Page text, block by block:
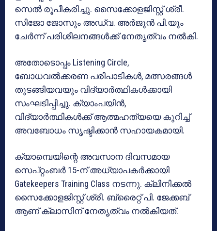
സെൽ രൂപീകരിച്ചു. സൈക്കോളജിസ്റ്റ് ശ്രീ.
സിജോ ജോസും അഡ്വ. അർജുൻ പി.യും
ചേർന്ന് പരിശീലനങ്ങൾക്ക് നേതൃത്വം നൽകി.
അതോടൊപ്പം Listening Circle,
ബോധവൽക്കരണ പരിപാടികൾ, മത്സരങ്ങൾ
തുടങ്ങിയവയും വിദ്യാർത്ഥികൾക്കായി
സംഘടിപ്പിച്ചു. ക്യാംപയിൻ,
വിദ്യാർത്ഥികൾക്ക് ആത്മഹത്യയെ കുറിച്ച്
അവബോധം സൃഷ്ടിക്കാൻ സഹായകമായി.
ക്യാമ്പെയിന്റെ അവസാന ദിവസമായ
സെപ്റ്റംബർ 15-ന് അധ്യാപകർക്കായി
Gatekeepers Training Class നടന്നു. ക്ലിനിക്കൽ
സൈക്കോളജിസ്റ്റ് ശ്രീ. ബ്രൈറ്റ് പി. ജേക്കബ്
ആണ് ക്ലാസിന് നേതൃത്വം നൽകിയത്.